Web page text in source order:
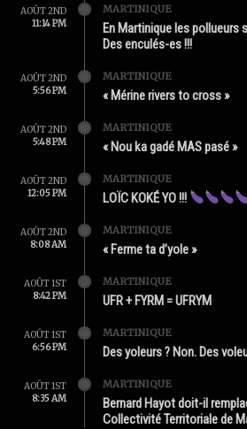
AOÛT 2ND
11:14 PM
MARTINIQUE
En Martinique les pollueurs
Des enculés-es !!!
AOÛT 2ND
5:56 PM
MARTINIQUE
« Mérine rivers to cross »
AOÛT 2ND
5:48 PM
MARTINIQUE
« Nou ka gadé MAS pasé »
AOÛT 2ND
12:05 PM
MARTINIQUE
LOÏC KOKÉ YO !!!
AOÛT 2ND
8:08 AM
MARTINIQUE
« Ferme ta d’yole »
AOÛT 1ST
8:42 PM
MARTINIQUE
UFR + FYRM = UFRYM
AOÛT 1ST
6:56 PM
MARTINIQUE
Des yoleurs ? Non. Des
AOÛT 1ST
8:35 AM
MARTINIQUE
Bernard Hayot doit-il
Collectivité Territoriale de